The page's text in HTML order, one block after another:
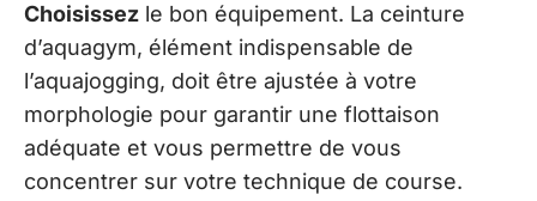
Choisissez le bon équipement. La ceinture
d’aquagym, élément indispensable de
l’aquajogging, doit être ajustée à votre
morphologie pour garantir une flottaison
adéquate et vous permettre de vous
concentrer sur votre technique de course.